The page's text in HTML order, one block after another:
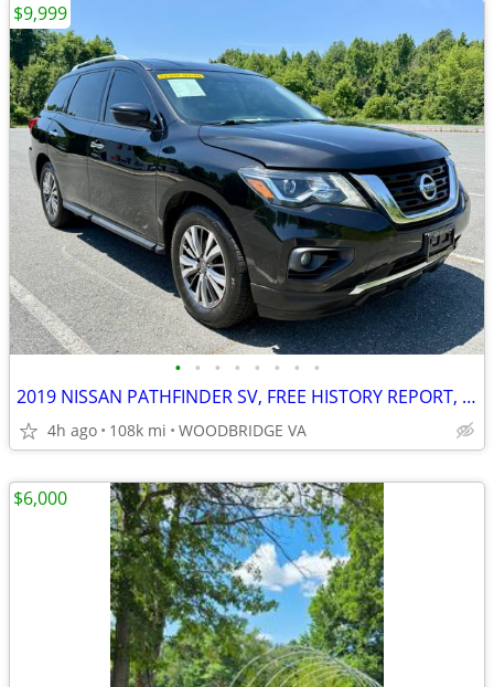
• • • • • • • •
2019 NISSAN PATHFINDER SV, FREE HISTORY REPORT, NICE
4h ago 108k mi WOODBRIDGE VA
$9,999
$6,000